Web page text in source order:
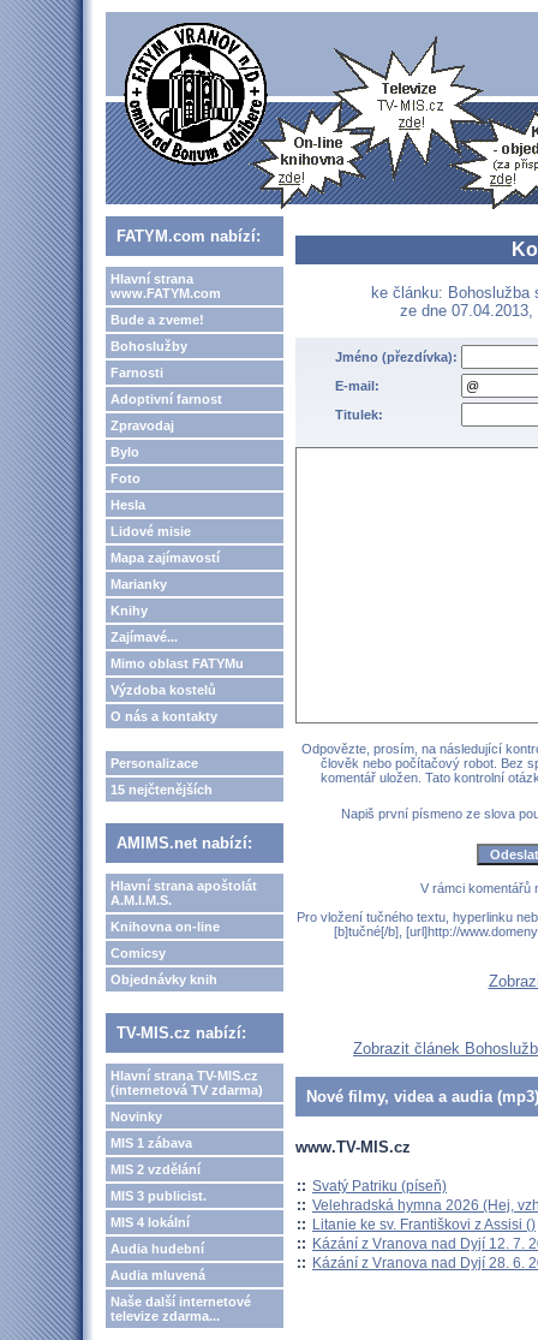
FATYM.com nabízí:
Hlavní strana
www.FATYM.com
Bude a zveme!
Bohoslužby
Farnosti
Adoptivní farnost
Zpravodaj
Bylo
Foto
Hesla
Lidové misie
Mapa zajímavostí
Marianky
Knihy
Zajímavé...
Mimo oblast FATYMu
Výzdoba kostelů
O nás a kontakty
Personalizace
15 nejčtenějších
AMIMS.net nabízí:
Hlavní strana apoštolát
A.M.I.M.S.
Knihovna on-line
Comicsy
Objednávky knih
TV-MIS.cz nabízí:
Hlavní strana TV-MIS.cz
(internetová TV zdarma)
Novinky
MIS 1 zábava
MIS 2 vzdělání
MIS 3 publicist.
MIS 4 lokální
Audia hudební
Audia mluvená
Naše další internetové
televize zdarma...
ke článku:
ze dne
Jméno (přezdívka):
E-mail:
Titulek:
Odpovězte, prosím, na následující
člověk nebo počítačový robot. Bez
komentář uložen. Tato kontrolní
Napiš první písmeno ze slova
V rámci komentářů
Pro vložení tučného textu, hyperlinku
[b]tučné[/b], [url]http://
Zobrazit článek
Nové filmy, videa a audia
www.TV-MIS.cz
:: Svatý Patriku (píseň)
:: Velehradská hymna 2026 (Hej,
:: Litanie ke sv. Františkovi z Assisi ()
:: Kázání z Vranova nad Dyjí 12. 7.
:: Kázání z Vranova nad Dyjí 28. 6.